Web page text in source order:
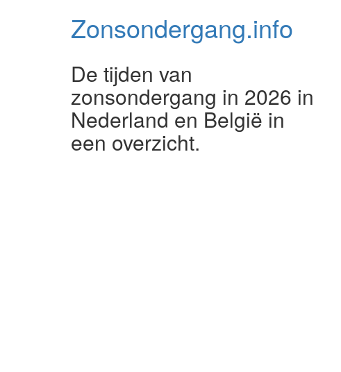
Zonsondergang.info
De tijden van
zonsondergang in 2026 in
Nederland en België in
een overzicht.